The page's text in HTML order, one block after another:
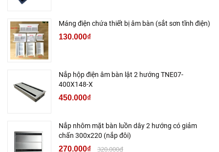
Máng điện chứa thiết bị âm bàn (sắt sơn tĩnh điện)
130.000₫
Nắp hộp điện âm bàn lật 2 hướng TNE07-
400X148-X
450.000₫
Nắp nhôm mặt bàn luồn dây 2 hướng có giảm
chấn 300x220 (nắp đôi)
270.000₫ 320.000₫